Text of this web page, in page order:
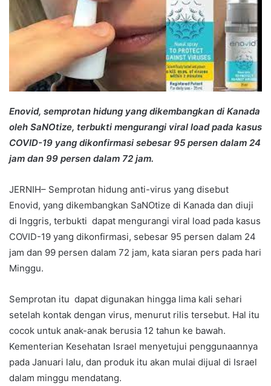
Enovid, semprotan hidung yang dikembangkan di Kanada
oleh SaNOtize, terbukti mengurangi viral load pada kasus
COVID-19 yang dikonfirmasi sebesar 95 persen dalam 24
jam dan 99 persen dalam 72 jam.
JERNIH– Semprotan hidung anti-virus yang disebut
Enovid, yang dikembangkan SaNOtize di Kanada dan diuji
di Inggris, terbukti dapat mengurangi viral load pada kasus
COVID-19 yang dikonfirmasi, sebesar 95 persen dalam 24
jam dan 99 persen dalam 72 jam, kata siaran pers pada hari
Minggu.
Semprotan itu dapat digunakan hingga lima kali sehari
setelah kontak dengan virus, menurut rilis tersebut. Hal itu
cocok untuk anak-anak berusia 12 tahun ke bawah.
Kementerian Kesehatan Israel menyetujui penggunaannya
pada Januari lalu, dan produk itu akan mulai dijual di Israel
dalam minggu mendatang.